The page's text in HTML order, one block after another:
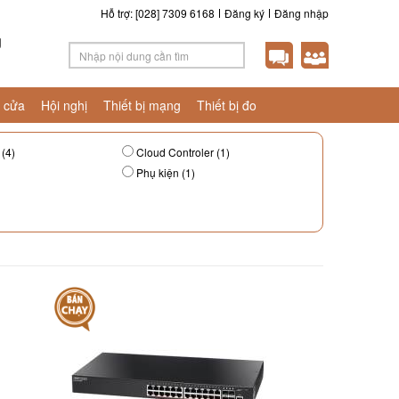
Đăng nhập
Đăng ký
Hỗ trợ: [028] 7309 6168
cửa Hội nghị Thiết bị mạng Thiết bị đo
Cloud Controler (1)
Phụ kiện (1)